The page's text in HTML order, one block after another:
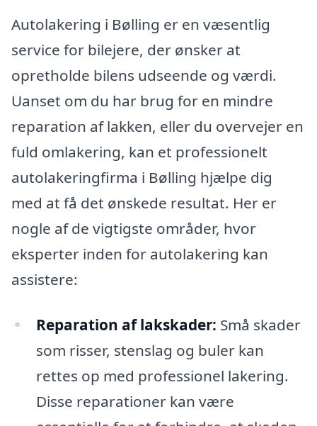
Autolakering i Bølling er en væsentlig
service for bilejere, der ønsker at
opretholde bilens udseende og værdi.
Uanset om du har brug for en mindre
reparation af lakken, eller du overvejer en
fuld omlakering, kan et professionelt
autolakeringfirma i Bølling hjælpe dig
med at få det ønskede resultat. Her er
nogle af de vigtigste områder, hvor
eksperter inden for autolakering kan
assistere:
Reparation af lakskader: Små skader
som risser, stenslag og buler kan
rettes op med professionel lakering.
Disse reparationer kan være